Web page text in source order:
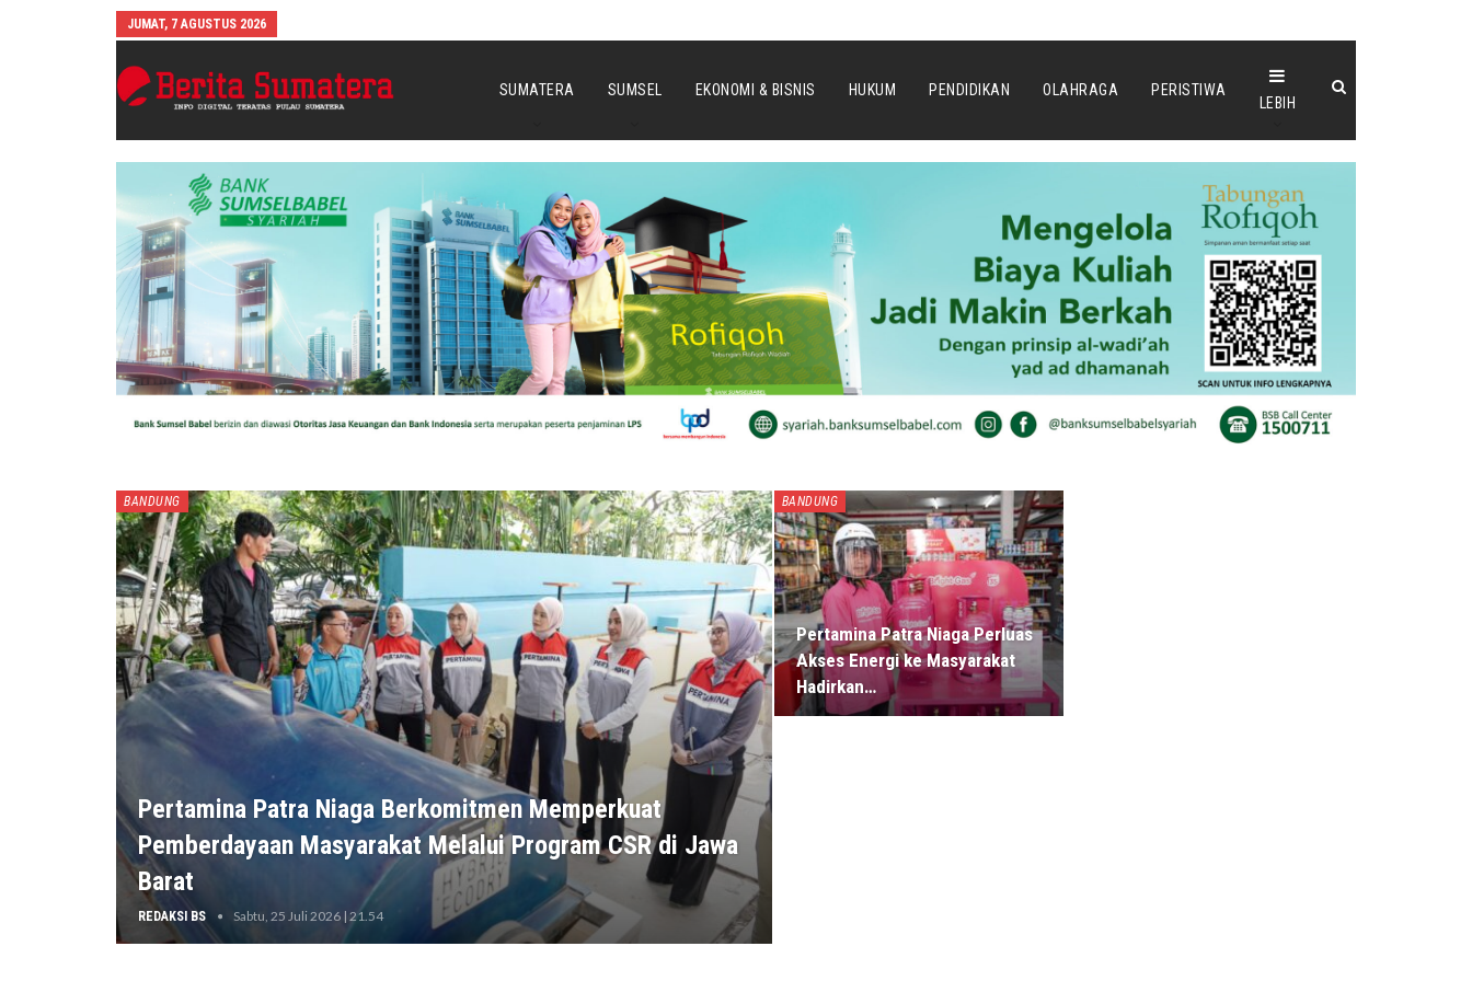
JUMAT, 7 AGUSTUS 2026
SUMATERA SUMSEL EKONOMI & BISNIS HUKUM PENDIDIKAN OLAHRAGA PERISTIWA
LEBIH
BANDUNG
Pertamina Patra Niaga Berkomitmen Memperkuat
Pemberdayaan Masyarakat Melalui Program CSR di Jawa
Barat
REDAKSI BS Sabtu, 25 Juli 2026 | 21.54
BANDUNG
Pertamina Patra Niaga Perluas
Akses Energi ke Masyarakat
Hadirkan…